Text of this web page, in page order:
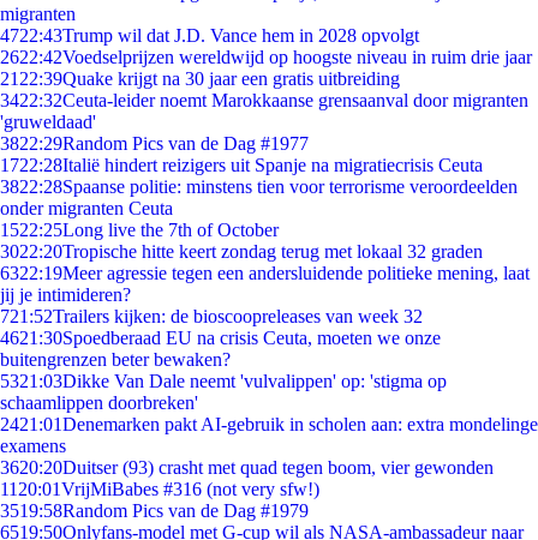
migranten
4722:43Trump wil dat J.D. Vance hem in 2028 opvolgt
2622:42Voedselprijzen wereldwijd op hoogste niveau in ruim drie jaar
21 22:39Quake krijgt na 30 jaar een gratis uitbreiding
3422:32Ceuta-leider noemt Marokkaanse grensaanval door migranten
'gruweldaad'
3822:29Random Pics van de Dag #1977
1722:28Italië hindert reizigers uit Spanje na migratiecrisis Ceuta
3822:28Spaanse politie: minstens tien voor terrorisme veroordeelden
onder migranten Ceuta
1522:25Long live the 7th of October
3022:20Tropische hitte keert zondag terug met lokaal 32 graden
6322:19Meer agressie tegen een andersluidende politieke mening, laat
jij je intimideren?
721:52Trailers kijken: de bioscoopreleases van week 32
4621:30Spoedberaad EU na crisis Ceuta, moeten we onze
buitengrenzen beter bewaken?
5321:03Dikke Van Dale neemt 'vulvalippen' op: 'stigma op
schaamlippen doorbreken'
2421:01Denemarken pakt AI-gebruik in scholen aan: extra mondelinge
examens
3620:20Duitser (93) crasht met quad tegen boom, vier gewonden
11 20:01VrijMiBabes #316 (not very sfw!)
3519:58Random Pics van de Dag #1979
6519:50Onlyfans-model met G-cup wil als NASA-ambassadeur naar